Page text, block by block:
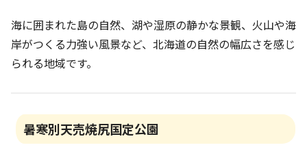
海に囲まれた島の自然、湖や湿原の静かな景観、火山や海
岸がつくる力強い風景など、北海道の自然の幅広さを感じ
られる地域です。
暑寒別天売焼尻国定公園